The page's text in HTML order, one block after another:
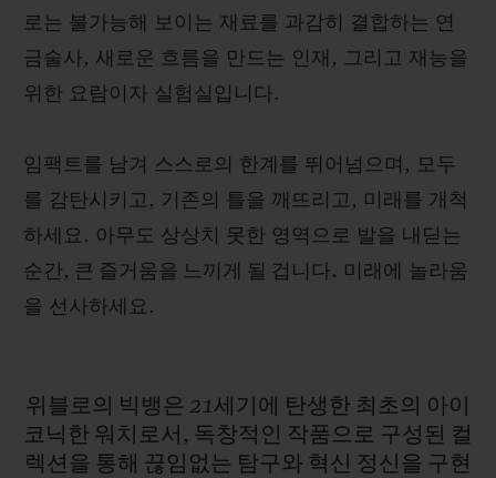
로는 불가능해 보이는 재료를 과감히 결합하는 연
금술사, 새로운 흐름을 만드는 인재, 그리고 재능을
위한 요람이자 실험실입니다.
임팩트를 남겨 스스로의 한계를 뛰어넘으며, 모두
를 감탄시키고, 기존의 틀을 깨뜨리고, 미래를 개척
하세요. 아무도 상상치 못한 영역으로 발을 내딛는
순간, 큰 즐거움을 느끼게 될 겁니다. 미래에 놀라움
을 선사하세요.
위블로의 빅뱅은 21세기에 탄생한 최초의 아이
코닉한 워치로서, 독창적인 작품으로 구성된 컬
렉션을 통해 끊임없는 탐구와 혁신 정신을 구현